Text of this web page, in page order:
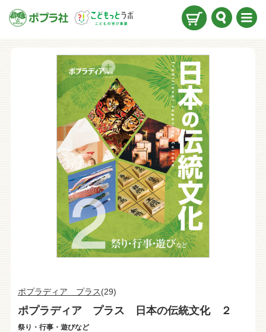
ポプラディア プラス(29)
ポプラディア プラス 日本の伝統文化 ２
祭り・行事・遊びなど